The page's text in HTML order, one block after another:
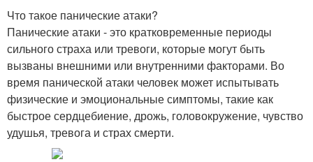
Что такое панические атаки?
Панические атаки - это кратковременные периоды
сильного страха или тревоги, которые могут быть
вызваны внешними или внутренними факторами. Во
время панической атаки человек может испытывать
физические и эмоциональные симптомы, такие как
быстрое сердцебиение, дрожь, головокружение, чувство
удушья, тревога и страх смерти.